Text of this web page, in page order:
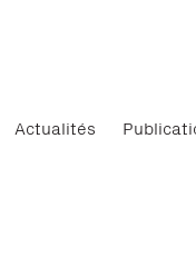
Actualités